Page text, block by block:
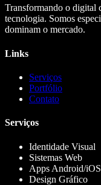
Transformando o digital
tecnologia. Somos
dominam o mercado.
Links
Serviços
Portfólio
Contato
Serviços
Identidade Visual
Sistemas Web
Apps Android/iOS
Design Gráfico